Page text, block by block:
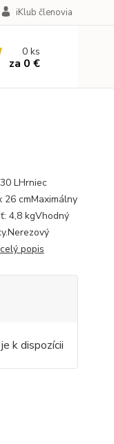
iKlub členovia
0ks
za 0 €
LHrniec
26 cmMaximálny
4,8 kgVhodný
celý popis
k dispozícii